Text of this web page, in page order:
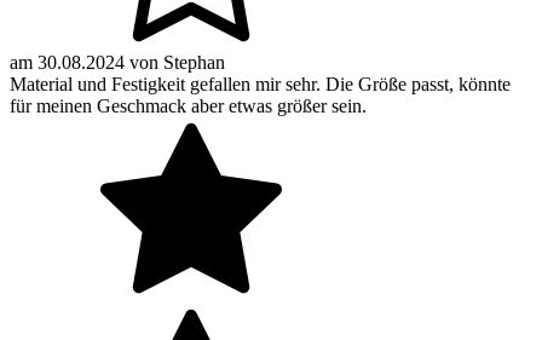
am 30.08.2024 von Stephan
Material und Festigkeit gefallen mir sehr. Die Größe passt, könnte
für meinen Geschmack aber etwas größer sein.